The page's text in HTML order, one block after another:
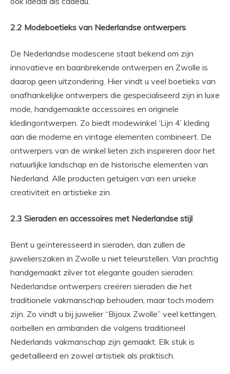
2.2 Modeboetieks van Nederlandse ontwerpers
De Nederlandse modescene staat bekend om zijn
innovatieve en baanbrekende ontwerpen en Zwolle is
daarop geen uitzondering. Hier vindt u veel boetieks van
onafhankelijke ontwerpers die gespecialiseerd zijn in luxe
mode, handgemaakte accessoires en originele
kledingontwerpen. Zo biedt modewinkel ‘Lijn 4’ kleding
aan die moderne en vintage elementen combineert. De
ontwerpers van de winkel lieten zich inspireren door het
natuurlijke landschap en de historische elementen van
Nederland. Alle producten getuigen van een unieke
creativiteit en artistieke zin.
2.3 Sieraden en accessoires met Nederlandse stijl
Bent u geïnteresseerd in sieraden, dan zullen de
juwelierszaken in Zwolle u niet teleurstellen. Van prachtig
handgemaakt zilver tot elegante gouden sieraden:
Nederlandse ontwerpers creëren sieraden die het
traditionele vakmanschap behouden, maar toch modern
zijn. Zo vindt u bij juwelier “Bijoux Zwolle” veel kettingen,
oorbellen en armbanden die volgens traditioneel
Nederlands vakmanschap zijn gemaakt. Elk stuk is
gedetailleerd en zowel artistiek als praktisch.